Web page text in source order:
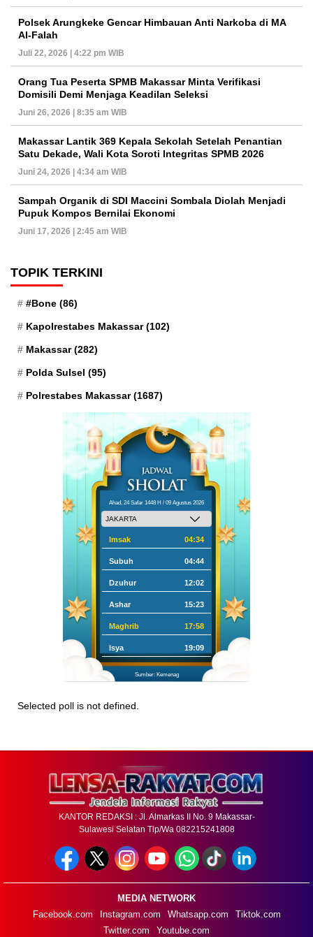
Polsek Arungkeke Gencar Himbauan Anti Narkoba di MA
Al-Falah
Juli 22, 2026 | 4:22 pm WIB
Orang Tua Peserta SPMB Makassar Minta Verifikasi
Domisili Demi Menjaga Keadilan Seleksi
Juni 26, 2026 | 8:35 am WIB
Makassar Lantik 369 Kepala Sekolah Setelah Penantian
Satu Dekade, Wali Kota Soroti Integritas SPMB 2026
Juni 24, 2026 | 4:34 am WIB
Sampah Organik di SDI Maccini Sombala Diolah Menjadi
Pupuk Kompos Bernilai Ekonomi
Juni 17, 2026 | 2:45 am WIB
TOPIK TERKINI
#Bone (86)
Kapolrestabes Makassar(102)
Makassar(282)
Polda Sulsel (95)
Polrestabes Makassar(1687)
Ahad, 24 Safar 1448 H / 09 Agustus 2026
Imsak 04:34
Subuh 04:44
Dzuhur 12:02
Ashar 15:23
Maghrib 17:58
Isya 19:09
Sumber: Kemenag
Selected poll is not defined.
KANTOR REDAKSI : Jl. Almarkas II No. 9 Makassar-
Sulawesi Selatan Tlp/Wa 082215241808
MEDIA NETWORK
Facebook.com
Instagram.com Whatsapp.com
Tiktok.com
Twitter.com
Youtube.com